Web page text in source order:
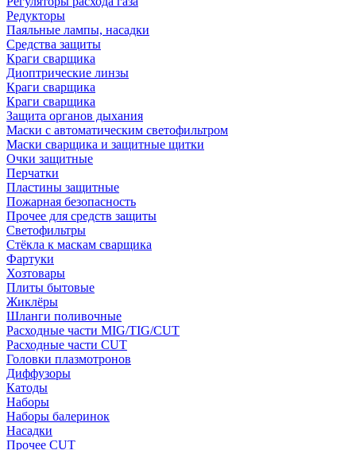
Редукторы
Паяльные лампы, насадки
Средства защиты
Краги сварщика
Диоптрические линзы
Краги сварщика
Краги сварщика
Защита органов дыхания
Маски с автоматическим светофильтром
Маски сварщика и защитные щитки
Очки защитные
Перчатки
Пластины защитные
Пожарная безопасность
Прочее для средств защиты
Светофильтры
Стёкла к маскам сварщика
Фартуки
Хозтовары
Плиты бытовые
Жиклёры
Шланги поливочные
Расходные части MIG/TIG/CUT
Расходные части CUT
Головки плазмотронов
Диффузоры
Катоды
Наборы
Наборы балеринок
Насадки
Прочее CUT